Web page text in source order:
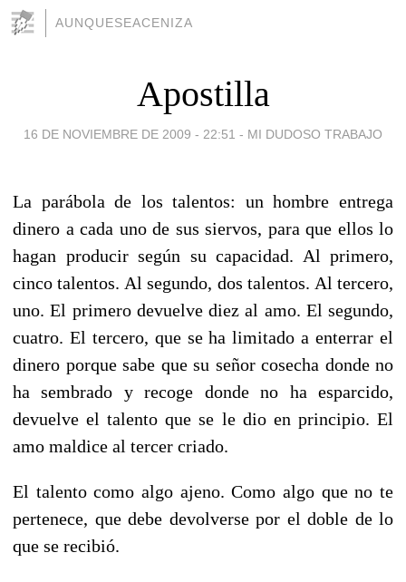
AUNQUESEACENIZA
Apostilla
16 DE NOVIEMBRE DE 2009 - 22:51 - MI DUDOSO TRABAJO
La parábola de los talentos: un hombre entrega
dinero a cada uno de sus siervos, para que ellos lo
hagan producir según su capacidad. Al primero,
cinco talentos. Al segundo, dos talentos. Al tercero,
uno. El primero devuelve diez al amo. El segundo,
cuatro. El tercero, que se ha limitado a enterrar el
dinero porque sabe que su señor cosecha donde no
ha sembrado y recoge donde no ha esparcido,
devuelve el talento que se le dio en principio. El
amo maldice al tercer criado.
El talento como algo ajeno. Como algo que no te
pertenece, que debe devolverse por el doble de lo
que se recibió.